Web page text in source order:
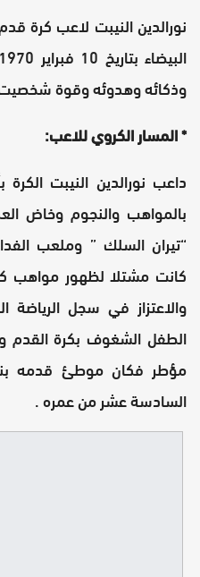
نورالدين النيبت لاعب كرة
وذكائه وهدوئه وقوة
* المسار الكروي للاعب:
داعب نورالدين النيبت
بالمواهب والنجوم وخاض
“تيران السلك ” وملعب
كانت مشتلا لظهور مواهب
والاعتزاز في سجل الرياضة
الطفل الشغوف بكرة القدم
مؤطر فكان موطئ قدمه
السادسة عشر من عمره .